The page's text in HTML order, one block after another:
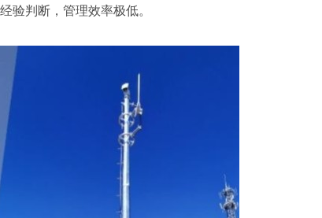
验判断，管理效率极低。